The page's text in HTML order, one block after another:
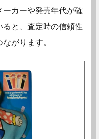
ーカーや発売年代が確
ると、査定時の信頼性
がります。